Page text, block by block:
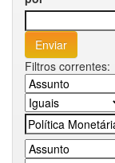
Filtros correntes: